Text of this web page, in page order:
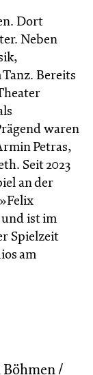
Dort
Neben
Bereits
waren
Petras,
Seit 2023
an der
ist im
Spielzeit
am
/